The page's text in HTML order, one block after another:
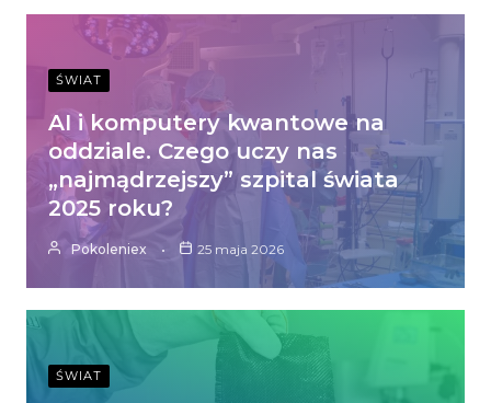
ŚWIAT
AI i komputery kwantowe na
oddziale. Czego uczy nas
„najmądrzejszy” szpital świata
2025 roku?
Pokoleniex 25 maja 2026
ŚWIAT